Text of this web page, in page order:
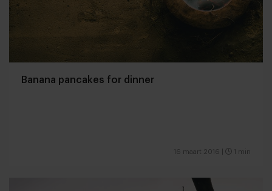
Banana pancakes for dinner
16 maart 2016 1 min